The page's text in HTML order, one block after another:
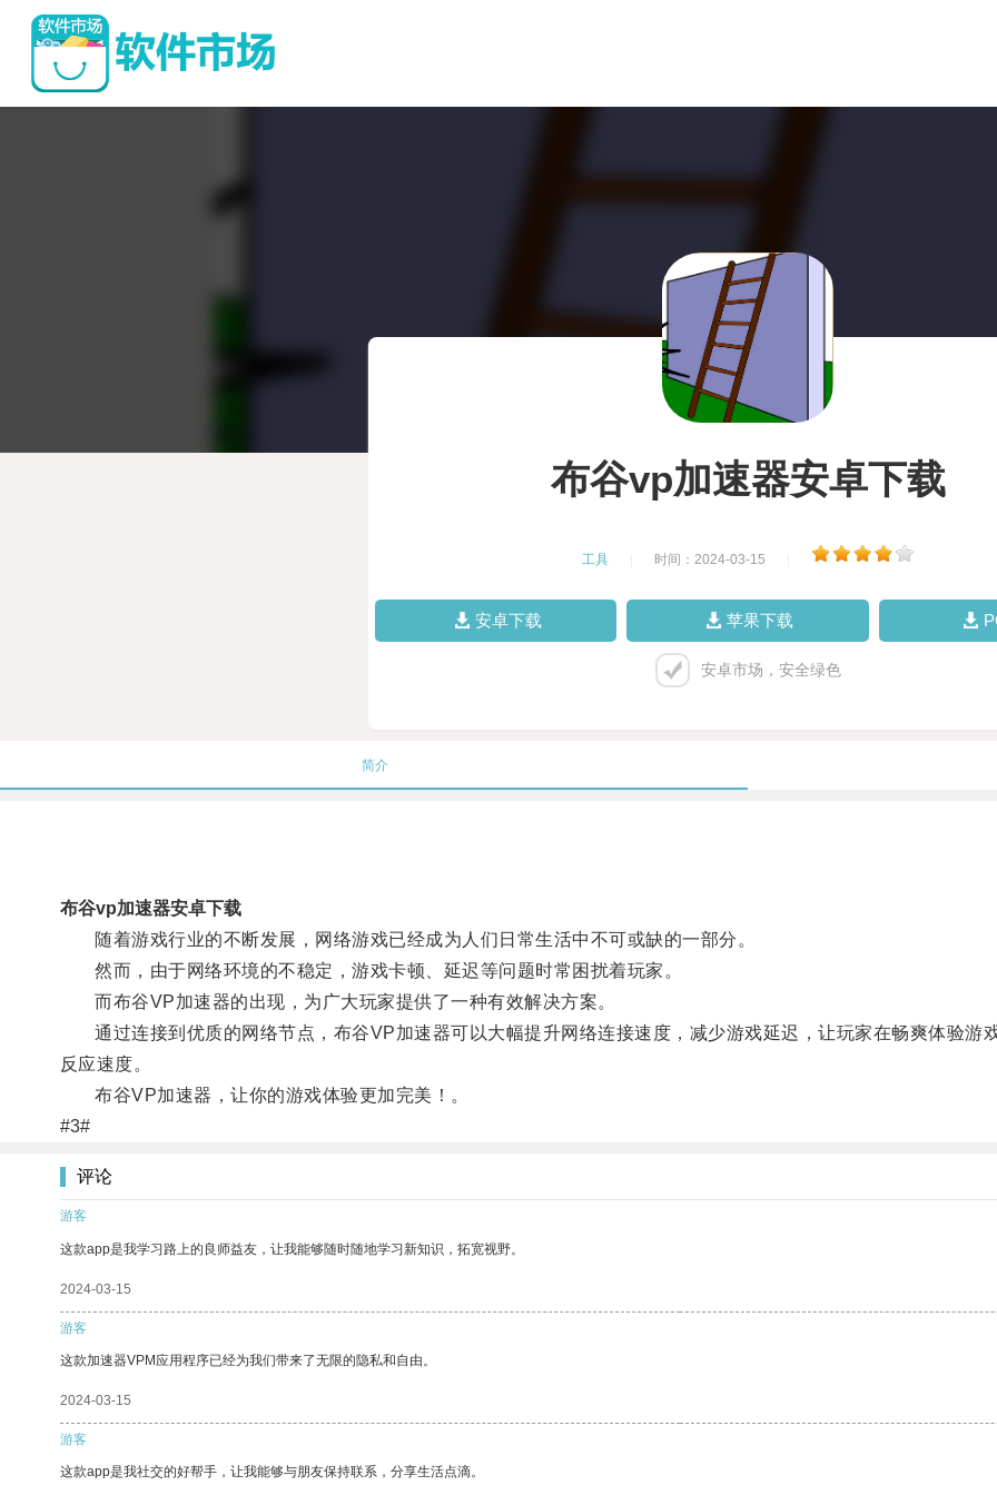
布谷vp加速器安卓下载
工具 时间：2024-03-15
安卓下载 苹果下载
安卓市场，安全绿色
简介
布谷vp加速器安卓下载
随着游戏行业的不断发展，网络游戏已经成为人们日常生活中不可或缺的一部分。
然而，由于网络环境的不稳定，游戏卡顿、延迟等问题时常困扰着玩家。
而布谷VP加速器的出现，为广大玩家提供了一种有效解决方案。
通过连接到优质的网络节点，布谷VP加速器可以大幅提升网络连接速度，减少游戏延迟，让玩家在畅爽体验游
反应速度。
布谷VP加速器，让你的游戏体验更加完美！。
#3#
评论
游客
这款app是我学习路上的良师益友，让我能够随时随地学习新知识，拓宽视野。
2024-03-15
游客
这款加速器VPM应用程序已经为我们带来了无限的隐私和自由。
2024-03-15
游客
这款app是我社交的好帮手，让我能够与朋友保持联系，分享生活点滴。